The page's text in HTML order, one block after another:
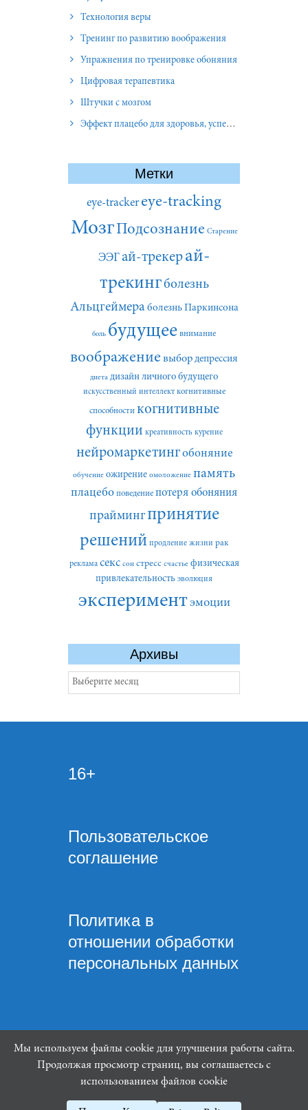
Технология веры
Тренинг по развитию воображения
Упражнения по тренировке обоняния
Цифровая терапевтика
Штучки с мозгом
Эффект плацебо для здоровья, успеха и отношений
Метки
eye-tracker eye-tracking
МозгПодсознание Старение
ЭЭГай-трекерай-
трекингболезнь
Альцгеймера болезнь Паркинсона
боль будущее внимание
воображение выбор депрессия
диета дизайн личного будущего
искусственный интеллект когнитивные
способности когнитивные
функции креативность курение
нейромаркетингобоняние
обучение ожирение омоложение память
плацебо поведение потеря обоняния
праймингпринятие
решений продление жизни рак
реклама секс сон стресс счастье физическая
привлекательность эволюция
экспериментэмоции
Архивы
Архивы
16+
Пользовательское
соглашение
Политика в
отношении обработки
персональных данных
Mindware Lab ©
Мы используем файлы cookie для улучшения работы сайта.
Продолжая просмотр страниц, вы соглашаетесь с
использованием файлов cookie